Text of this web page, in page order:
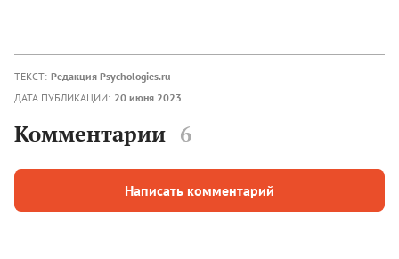
ТЕКСТ: Редакция Psychologies.ru
ДАТА ПУБЛИКАЦИИ: 20 июня 2023
Комментарии 6
Написать комментарий